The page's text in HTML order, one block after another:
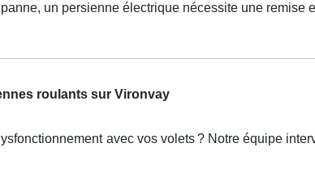
un persienne électrique nécessite une remise
roulants sur Vironvay
avec vos volets? Notre équipe